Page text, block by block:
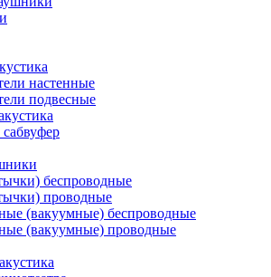
настенные
подвесные
беспроводные
проводные
(вакуумные) беспроводные
(вакуумные) проводные